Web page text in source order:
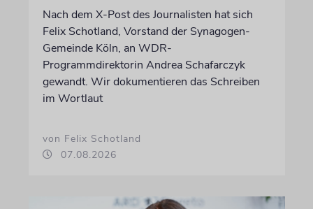
Nach dem X-Post des Journalisten hat sich
Felix Schotland, Vorstand der Synagogen-
Gemeinde Köln, an WDR-
Programmdirektorin Andrea Schafarczyk
gewandt. Wir dokumentieren das Schreiben
im Wortlaut
von Felix Schotland
07.08.2026